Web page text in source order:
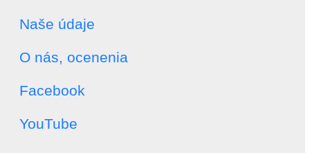
Naše údaje
O nás, ocenenia
Facebook
YouTube